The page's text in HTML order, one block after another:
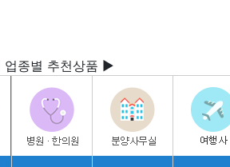
종별 추천상품 ▶